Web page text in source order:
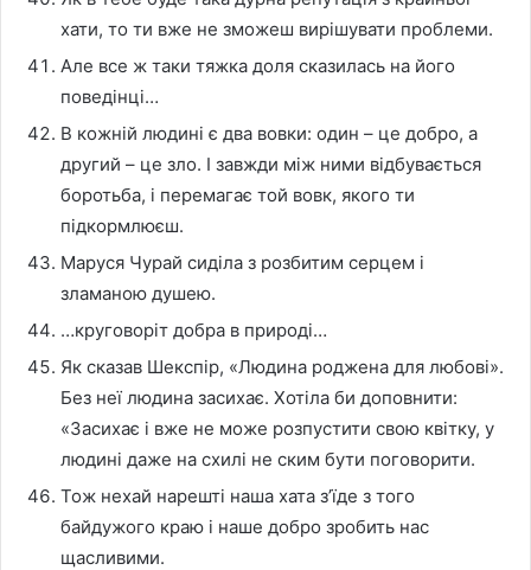
хати, то ти вже не зможеш вирішувати проблеми.
Але все ж таки тяжка доля сказилась на його
поведінці…
В кожній людині є два вовки: один – це добро, а
другий – це зло. І завжди між ними відбувається
боротьба, і перемагає той вовк, якого ти
підкормлюєш.
Маруся Чурай сиділа з розбитим серцем і
зламаною душею.
…круговоріт добра в природі…
Як сказав Шекспір, «Людина роджена для любові».
Без неї людина засихає. Хотіла би доповнити:
«Засихає і вже не може розпустити свою квітку, у
людині даже на схилі не ским бути поговорити.
Тож нехай нарешті наша хата з’їде з того
байдужого краю і наше добро зробить нас
щасливими.